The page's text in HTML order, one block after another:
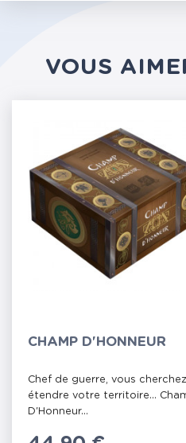
VOUS
CHAMP D'HONNEUR
Chef de guerre, vous
étendre votre territoire...
D'Honneur...